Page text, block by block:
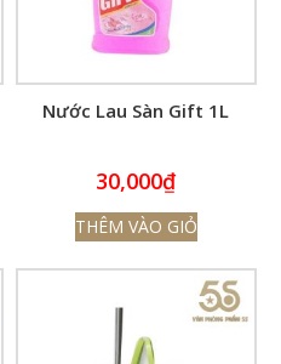
Nước Lau Sàn Gift 1L
30,000₫
THÊM VÀO GIỎ